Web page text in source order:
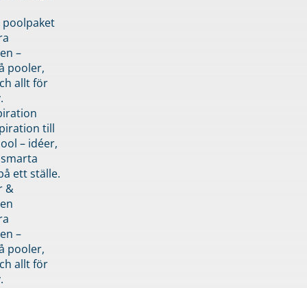
–
pooler,
allt för
till
– idéer,
ett ställe.
&
–
pooler,
allt för